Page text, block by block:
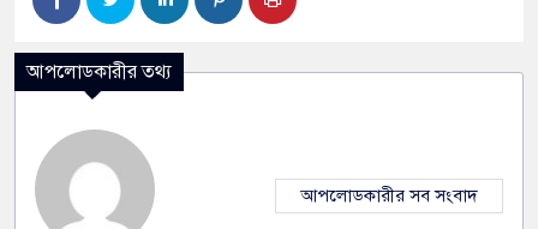
আপলোডকারীর তথ্য
আপলোডকারীর সব সংবাদ